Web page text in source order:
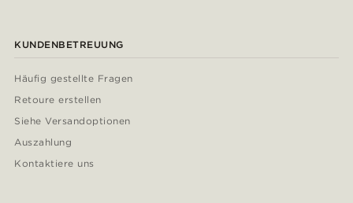
KUNDENBETREUUNG
Häufig gestellte Fragen
Retoure erstellen
Siehe Versandoptionen
Auszahlung
Kontaktiere uns